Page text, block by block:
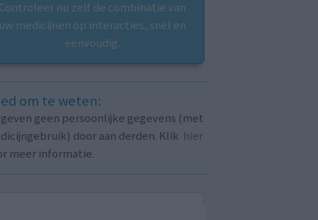
nu zelf de combinatie van
medicijnen op interacties, snel en
eenvoudig.
om te weten:
geven geen persoonlijke gegevens (met
door aan derden. Klik hier
meer informatie.